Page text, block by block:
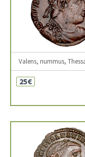
Valens, nummus,
25€